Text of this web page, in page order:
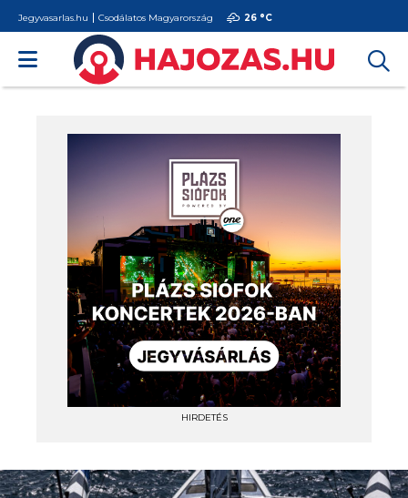
Jegyvasarlas.hu Csodálatos Magyarország 26 °C
HIRDETÉS